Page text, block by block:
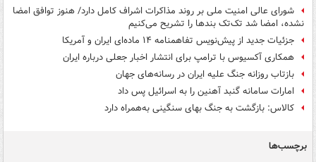
شورای عالی امنیت ملی بر روند مذاکرات اشراف کامل دارد/ هنوز توافق امضا
نشده، امضا شد تک‌تک بندها را تشریح می‌کنیم
جزئیات جدید از پیش‌نویس تفاهمنامه ۱۴ ماده‌ای ایران و آمریکا
همکاری آکسیوس با ترامپ برای انتشار اخبار جعلی درباره ایران
بازتاب روزانه جنگ علیه ایران در رسانه‌های جهان
امارات سامانه گنبد آهنین را به اسرائیل پس داد
کالاس: بازگشت به جنگ بهای سنگینی به‌همراه دارد
برچسب‌ها